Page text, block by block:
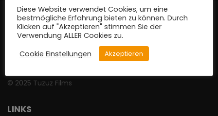
© 2025 Tuzuz Films
LINKS
Diese Website verwendet Cookies, um eine
bestmögliche Erfahrung bieten zu können. Durch
Klicken auf "Akzeptieren" stimmen Sie der
Verwendung ALLER Cookies zu.
Cookie Einstellungen
Akzeptieren